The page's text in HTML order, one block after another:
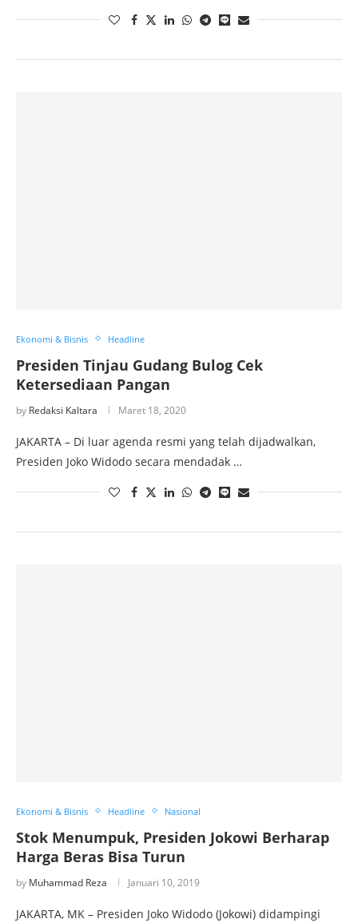
Ekonomi & Bisnis Headline
Presiden Tinjau Gudang Bulog Cek
Ketersediaan Pangan
by Redaksi Kaltara Maret 18, 2020
JAKARTA – Di luar agenda resmi yang telah dijadwalkan,
Presiden Joko Widodo secara mendadak …
Ekonomi & Bisnis Headline Nasional
Stok Menumpuk, Presiden Jokowi Berharap
Harga Beras Bisa Turun
by Muhammad Reza Januari 10, 2019
JAKARTA, MK – Presiden Joko Widodo (Jokowi) didampingi